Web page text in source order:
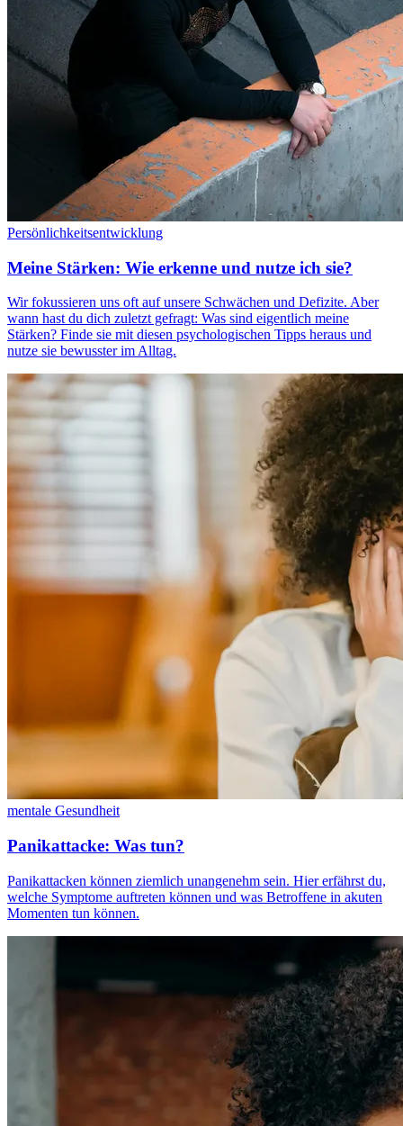
Persönlichkeitsentwicklung
Meine Stärken: Wie erkenne und nutze ich sie?
Wir fokussieren uns oft auf unsere Schwächen und Defizite. Aber
wann hast du dich zuletzt gefragt: Was sind eigentlich meine
Stärken? Finde sie mit diesen psychologischen Tipps heraus und
nutze sie bewusster im Alltag.
mentale Gesundheit
Panikattacke: Was tun?
Panikattacken können ziemlich unangenehm sein. Hier erfährst du,
welche Symptome auftreten können und was Betroffene in akuten
Momenten tun können.